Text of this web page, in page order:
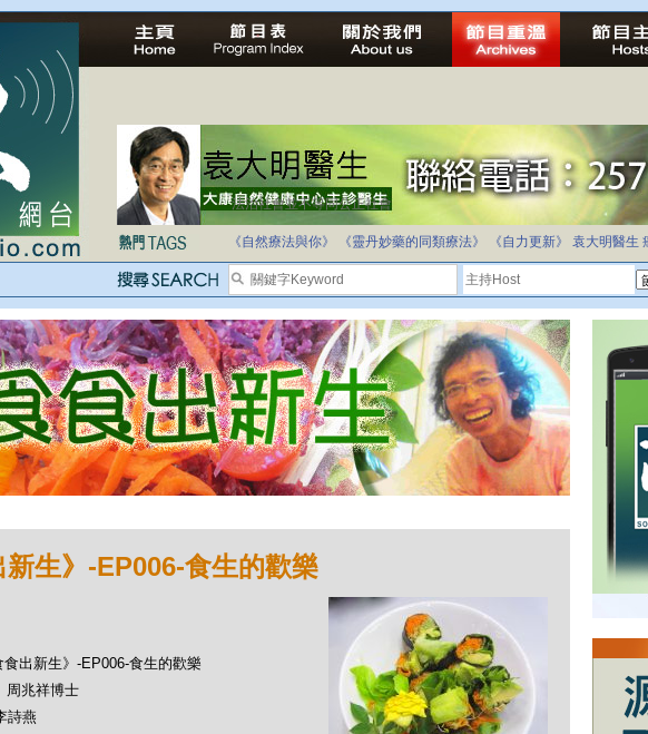
法治社會並不等同公正社會
自家教育合法化-推動多元化教育，全民學卷制
《自然療法與你》
《靈丹妙藥的同類療法》 《自力更新》 袁大明醫生
新生》-EP006-食生的歡樂
出新生》-EP006-食生的歡樂
周兆祥博士
詩燕